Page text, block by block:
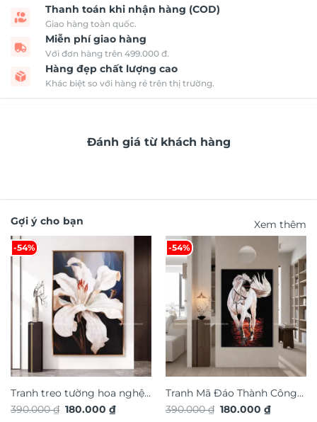
Thanh toán khi nhận hàng (COD)
Giao hàng toàn quốc.
Miễn phí giao hàng
Với đơn hàng trên 499.000 đ.
Hàng đẹp chất lượng cao
Khác biệt so với hàng rẻ trên thị trường.
Đánh giá từ khách hàng
Gợi ý cho bạn Xem thêm
-54%
Tranh treo tường hoa nghệ
thuật TG4923S
390.000₫ Giá
180.000₫Giá
-54%
Tranh Mã Đáo Thành Công
TG4924S
390.000₫ Giá
180.000₫Giá